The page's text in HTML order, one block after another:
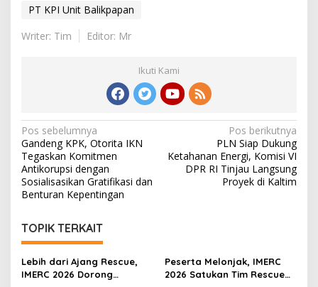
PT KPI Unit Balikpapan
Writer: Tim
Editor: Mr
Ikuti Kami
Navigasi
pos
Pos sebelumnya
Gandeng KPK, Otorita IKN
Tegaskan Komitmen
Antikorupsi dengan
Sosialisasikan Gratifikasi dan
Benturan Kepentingan
Pos berikutnya
PLN Siap Dukung
Ketahanan Energi, Komisi VI
DPR RI Tinjau Langsung
Proyek di Kaltim
TOPIK TERKAIT
Lebih dari Ajang Rescue,
IMERC 2026 Dorong
Peserta Melonjak, IMERC
2026 Satukan Tim Rescue